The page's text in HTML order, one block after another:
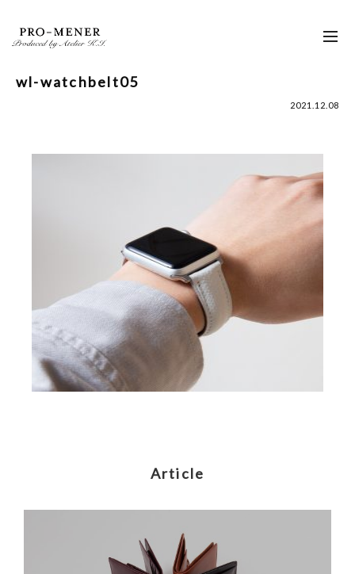
content
wl-watchbelt05
2021.12.08
Article